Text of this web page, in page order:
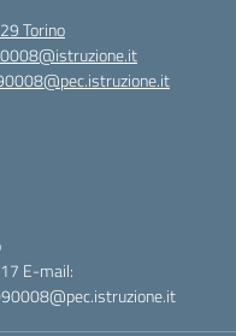
Torino
E-mail: